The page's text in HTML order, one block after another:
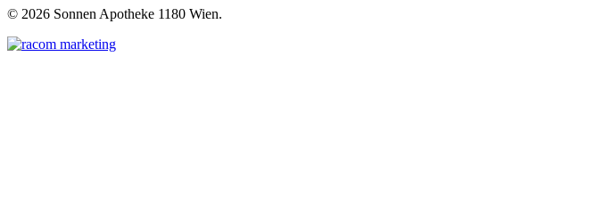
© 2026 Sonnen Apotheke 1180 Wien.